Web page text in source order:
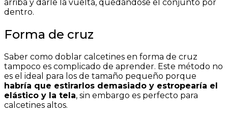
arriba y darle la vuelta, quedándose el conjunto por
dentro.
Forma de cruz
Saber como doblar calcetines en forma de cruz
tampoco es complicado de aprender. Este método no
es el ideal para los de tamaño pequeño porque
habría que estirarlos demasiado y estropearía el
elástico y la tela, sin embargo es perfecto para
calcetines altos.